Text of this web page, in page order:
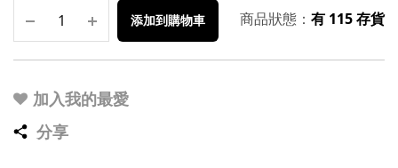
添加到購物車 商品狀態： 有 115 存貨
加入我的最愛
分享